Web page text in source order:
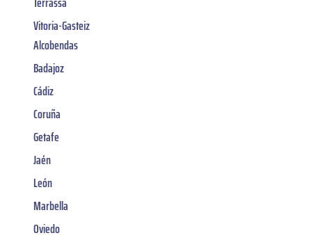
Vitoria-Gasteiz
Alcobendas
Badajoz
Cádiz
Coruña
Getafe
Jaén
León
Marbella
Oviedo